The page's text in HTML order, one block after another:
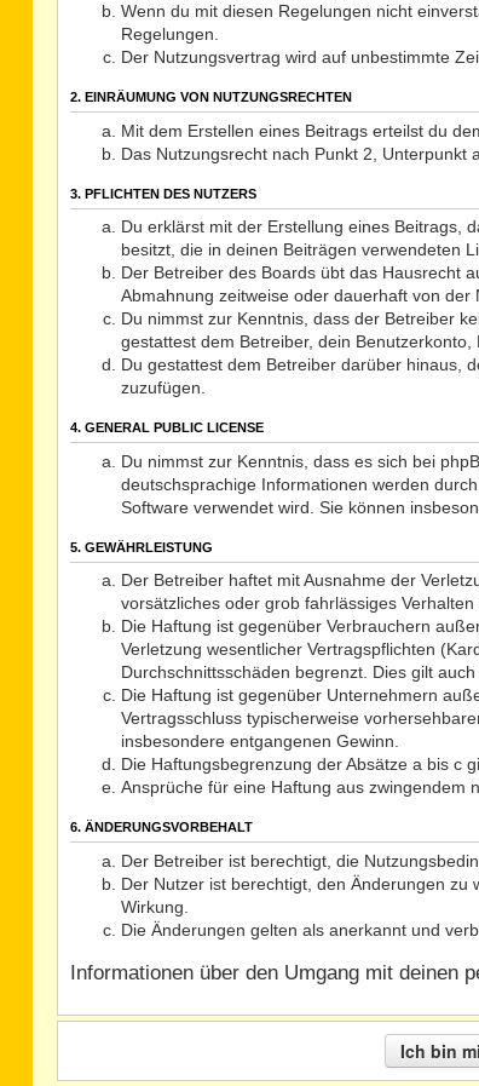
Wenn du mit diesen Regelungen nicht
Regelungen.
Der Nutzungsvertrag wird auf unbestimmte
2. EINRÄUMUNG VON NUTZUNGSRECHTEN
Mit dem Erstellen eines Beitrags erteilst du
Das Nutzungsrecht nach Punkt 2, Unterpunkt
3. PFLICHTEN DES NUTZERS
Du erklärst mit der Erstellung eines Beitrags,
besitzt, die in deinen Beiträgen verwendeten
Der Betreiber des Boards übt das Hausrecht
Abmahnung zeitweise oder dauerhaft von
Du nimmst zur Kenntnis, dass der Betreiber
gestattest dem Betreiber, dein
Du gestattest dem Betreiber darüber hinaus,
zuzufügen.
4. GENERAL PUBLIC LICENSE
Du nimmst zur Kenntnis, dass es sich bei
deutschsprachige Informationen werden
Software verwendet wird. Sie können
5. GEWÄHRLEISTUNG
Der Betreiber haftet mit Ausnahme der
vorsätzliches oder grob fahrlässiges
Die Haftung ist gegenüber Verbrauchern
Verletzung wesentlicher Vertragspflichten
Durchschnittsschäden begrenzt. Dies gilt
Die Haftung ist gegenüber Unternehmern
Vertragsschluss typischerweise
insbesondere entgangenen Gewinn.
Die Haftungsbegrenzung der Absätze a bis c
Ansprüche für eine Haftung aus zwingendem
6. ÄNDERUNGSVORBEHALT
Der Betreiber ist berechtigt, die
Der Nutzer ist berechtigt, den Änderungen
Wirkung.
Die Änderungen gelten als anerkannt und
Informationen über den Umgang mit deinen